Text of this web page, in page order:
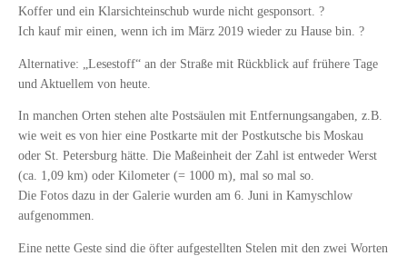
Koffer und ein Klarsichteinschub wurde nicht gesponsort. ?
Ich kauf mir einen, wenn ich im März 2019 wieder zu Hause bin. ?
Alternative: „Lesestoff“ an der Straße mit Rückblick auf frühere Tage
und Aktuellem von heute.
In manchen Orten stehen alte Postsäulen mit Entfernungsangaben, z.B.
wie weit es von hier eine Postkarte mit der Postkutsche bis Moskau
oder St. Petersburg hätte. Die Maßeinheit der Zahl ist entweder Werst
(ca. 1,09 km) oder Kilometer (= 1000 m), mal so mal so.
Die Fotos dazu in der Galerie wurden am 6. Juni in Kamyschlow
aufgenommen.
Eine nette Geste sind die öfter aufgestellten Stelen mit den zwei Worten